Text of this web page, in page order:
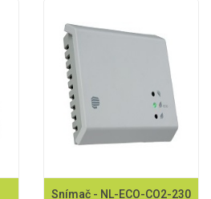
Snímač - NL-ECO-CO2-230